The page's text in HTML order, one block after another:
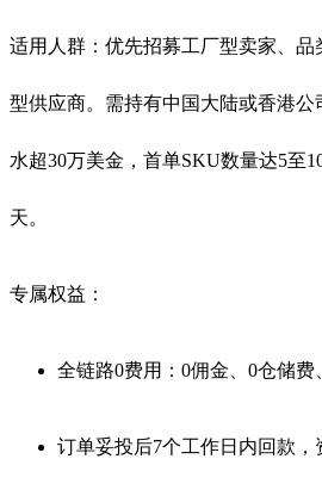
适用人群：优先招募工厂型卖家、
型供应商。需持有中国大陆或香港
水超30万美金，首单SKU数量达5至
天。
专属权益 ：
全链路0费用：0佣金、0仓储
订单妥投后7个工作日内回款，